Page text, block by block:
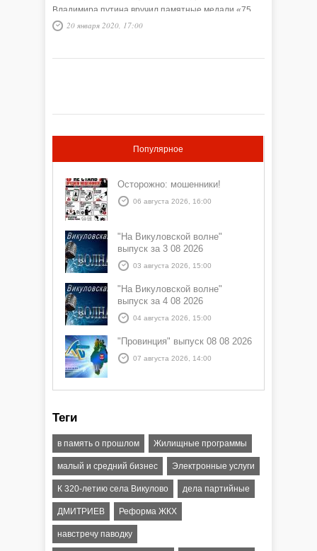
Владимира путина вручил памятные медали «75
лет Победы в Великой Отечественной войне 1941 –
20 января 2020, 17:00
Популярное
Осторожно: мошенники!
06 августа 2026, 16:00
"На Викуловской волне"
выпуск за 3 08 2026
03 августа 2026, 15:00
"На Викуловской волне"
выпуск за 4 08 2026
04 августа 2026, 15:00
"Провинция" выпуск 08 08 2026
07 августа 2026, 14:00
Теги
в память о прошлом Жилищные программы
малый и средний бизнес Электронные услуги
К 320-летию села Викулово дела партийные
ДМИТРИЕВ Реформа ЖКХ
навстречу паводку